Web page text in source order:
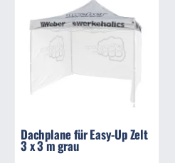
Dachplane für Easy-Up Zelt
3 x 3 m grau